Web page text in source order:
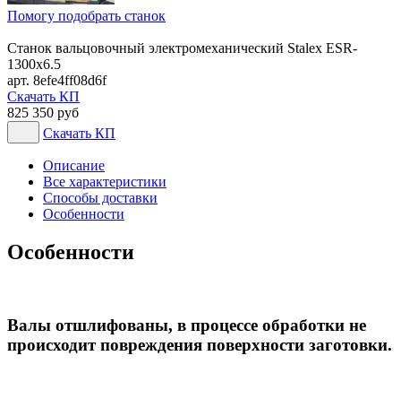
Помогу подобрать станок
Станок вальцовочный электромеханический Stalex ESR-
1300x6.5
арт. 8efe4ff08d6f
Скачать КП
825 350 руб
Скачать КП
Описание
Все характеристики
Способы доставки
Особенности
Особенности
Валы отшлифованы, в процессе обработки не
происходит повреждения поверхности заготовки.